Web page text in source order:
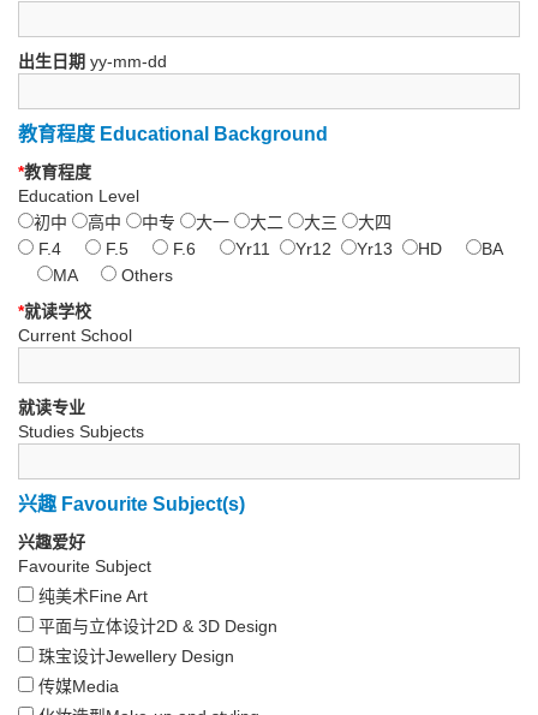
出生日期 yy-mm-dd
教育程度 Educational Background
*教育程度
Education Level
初中
高中 中专 大一 大二 大三
大四
F.4
F.5 F.6 Yr11 Yr12 Yr13 HD
BA
MA
Others
*就读学校
Current School
就读专业
Studies Subjects
兴趣 Favourite Subject(s)
兴趣爱好
Favourite Subject
纯美术Fine Art
平面与立体设计2D & 3D Design
珠宝设计Jewellery Design
传媒Media